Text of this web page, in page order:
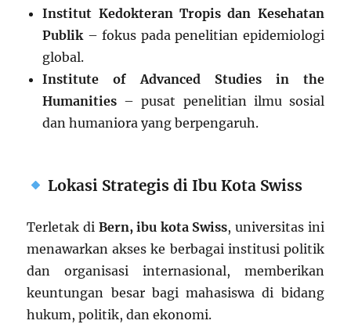
Institut Kedokteran Tropis dan Kesehatan
Publik – fokus pada penelitian epidemiologi
global.
Institute of Advanced Studies in the
Humanities – pusat penelitian ilmu sosial
dan humaniora yang berpengaruh.
Lokasi Strategis di Ibu Kota Swiss
Terletak di Bern, ibu kota Swiss, universitas ini
menawarkan akses ke berbagai institusi politik
dan organisasi internasional, memberikan
keuntungan besar bagi mahasiswa di bidang
hukum, politik, dan ekonomi.